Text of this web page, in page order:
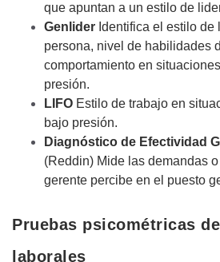
que apuntan a un estilo de
Genlider Identifica el estilo de
persona, nivel de habilidades
comportamiento en
presión.
LIFO Estilo de trabajo en
bajo presión.
Diagnóstico de Efectividad
(Reddin) Mide las demandas
gerente percibe en el puesto
Pruebas psicométricas
laborales